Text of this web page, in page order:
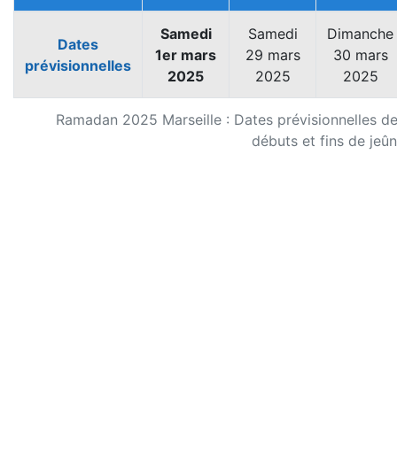
Ramadan 2025 Marseille : Dates prévisionnelles
débuts et fins de
Dates
prévisionnelles
Samedi
1er mars
2025
Samedi
29 mars
2025
Dimanche
30 mars
2025